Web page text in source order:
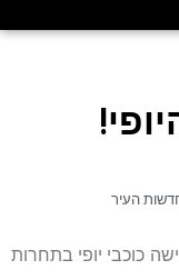
העיר
כוכבי יופי בתחרות